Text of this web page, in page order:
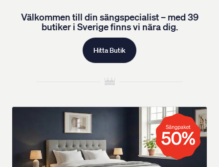
Välkommen till din sängspecialist – med 39
butiker i Sverige finns vi nära dig.
Hitta Butik